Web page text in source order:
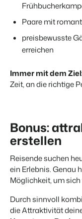
Paare mit
preisbewusste
erreichen
Immer mit dem
Zeit, an die richtige
Bonus:
erstellen
Reisende suchen
ein Erlebnis. Genau
Möglichkeit, um sich
Durch sinnvoll
die Attraktivität